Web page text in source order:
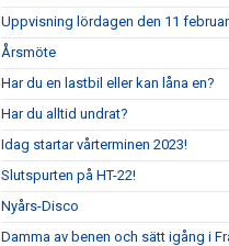
Uppvisning lördagen den 11
Årsmöte
Har du en lastbil eller kan låna en?
Har du alltid undrat?
Idag startar vårterminen 2023!
Slutspurten på HT-22!
Nyårs-Disco
Damma av benen och sätt igång i